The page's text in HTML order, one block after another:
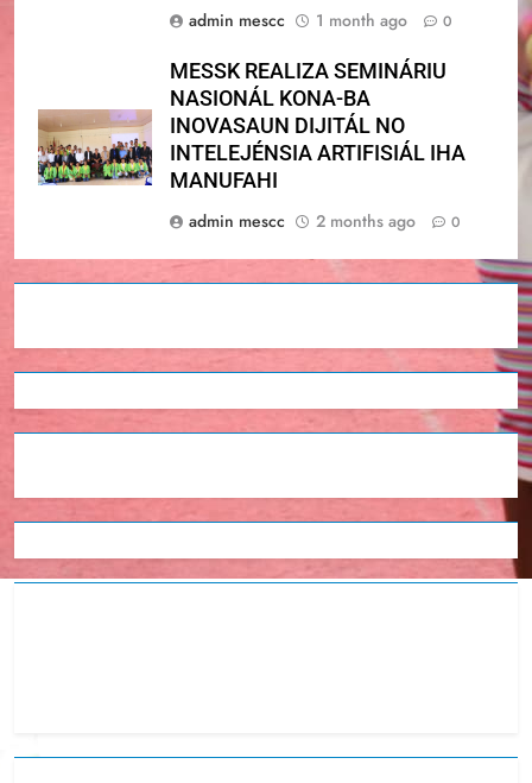
admin mescc
1 month ago 0
MESSK REALIZA SEMINÁRIU
NASIONÁL KONA-BA
INOVASAUN DIJITÁL NO
INTELEJÉNSIA ARTIFISIÁL IHA
MANUFAHI
admin mescc
2 months ago 0